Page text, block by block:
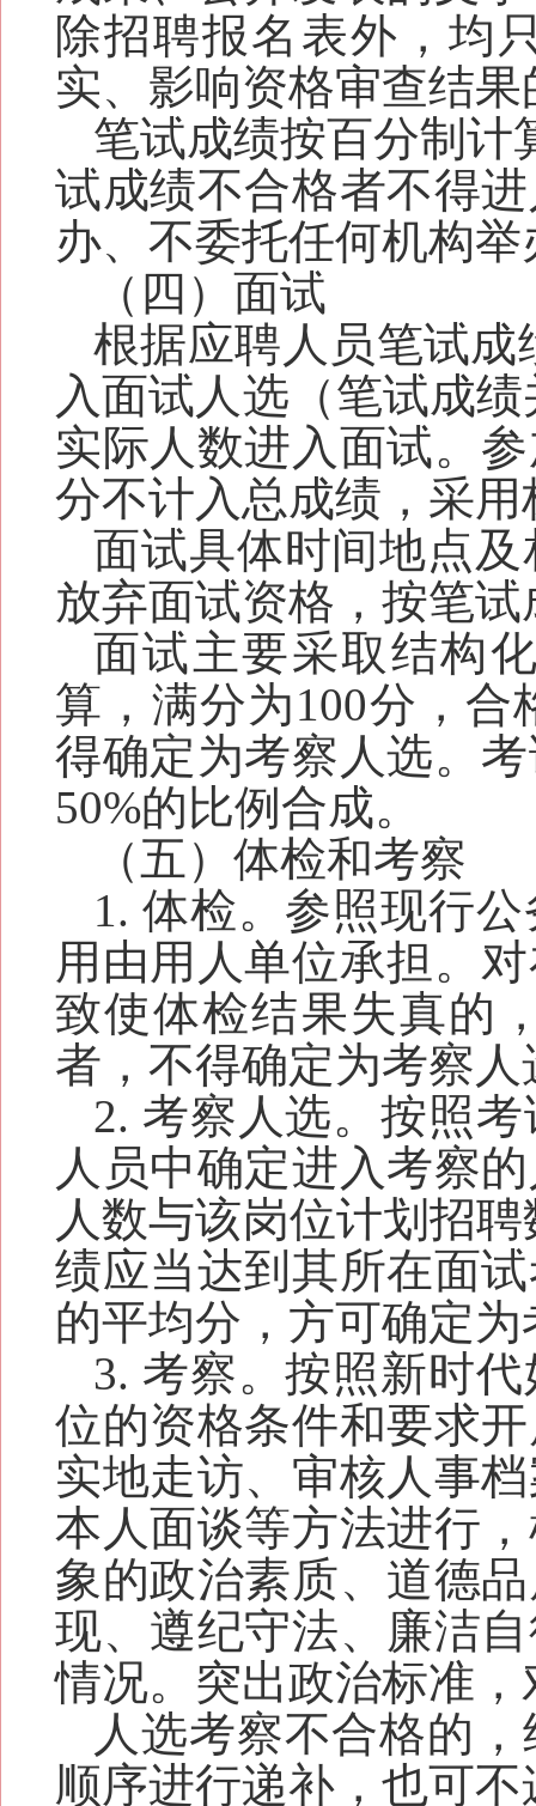
除招聘报名表外，均
实、影响资格审查结
笔试成绩按百分制计
试成绩不合格者不得
办、不委托任何机构
（四）面试
根据应聘人员笔试成
入面试人选（笔试成
实际人数进入面试。
分不计入总成绩，采
面试具体时间地点
放弃面试资格，按笔试
面试主要采取结构
算，满分为100分，
得确定为考察人选。
50%的比例合成。
（五）体检和考察
1. 体检。参照现行
用由用人单位承担。
致使体检结果失真的
者，不得确定为考察人
2. 考察人选。按照
人员中确定进入考察
人数与该岗位计划招
绩应当达到其所在面
的平均分，方可确定
3. 考察。按照新时
位的资格条件和要求
实地走访、审核人事
本人面谈等方法进行
象的政治素质、道德
现、遵纪守法、廉洁
情况。突出政治标准
人选考察不合格的
顺序进行递补，也可不